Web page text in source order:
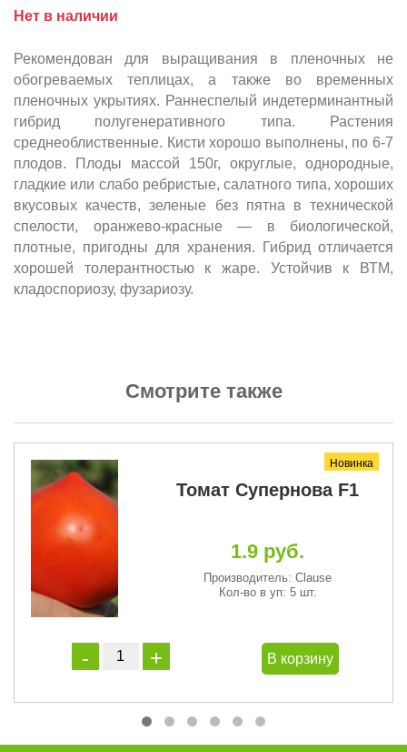
Нет в наличии
Рекомендован для выращивания в пленочных не
обогреваемых теплицах, а также во временных
пленочных укрытиях. Раннеспелый индетерминантный
гибрид полугенеративного типа. Растения
среднеоблиственные. Кисти хорошо выполнены, по 6-7
плодов. Плоды массой 150г, округлые, однородные,
гладкие или слабо ребристые, салатного типа, хороших
вкусовых качеств, зеленые без пятна в технической
спелости, оранжево-красные — в биологической,
плотные, пригодны для хранения. Гибрид отличается
хорошей толерантностью к жаре. Устойчив к ВТМ,
кладоспориозу, фузариозу.
Смотрите также
Новинка
Томат Супернова F1
1.9 руб.
Производитель: Clause
Кол-во в уп: 5 шт.
В корзину